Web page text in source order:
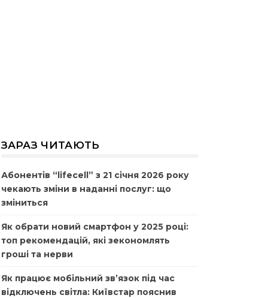
ЗАРАЗ ЧИТАЮТЬ
Абонентів “lifecell” з 21 січня 2026 року
чекають зміни в наданні послуг: що
зміниться
Як обрати новий смартфон у 2025 році:
топ рекомендацій, які зекономлять
гроші та нерви
Як працює мобільний зв’язок під час
відключень світла: Київстар пояснив